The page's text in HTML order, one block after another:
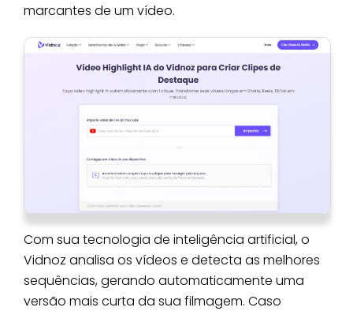
marcantes de um vídeo.
Com sua tecnologia de inteligência artificial, o
Vidnoz analisa os vídeos e detecta as melhores
sequências, gerando automaticamente uma
versão mais curta da sua filmagem. Caso